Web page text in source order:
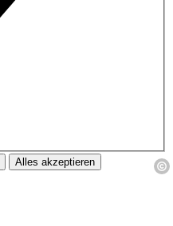
Alles akzeptieren